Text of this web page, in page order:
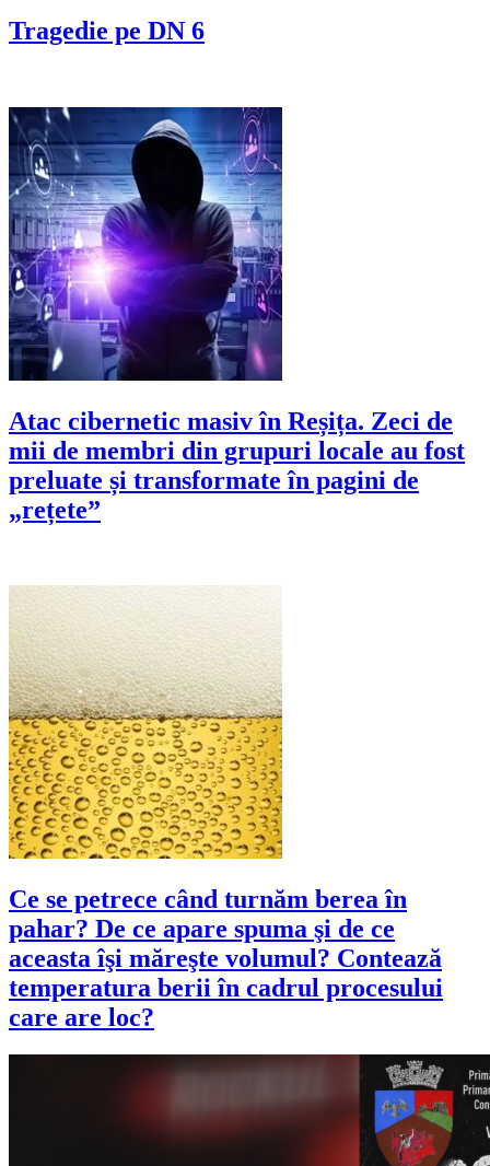
Tragedie pe DN 6
Atac cibernetic masiv în Reșița. Zeci de
mii de membri din grupuri locale au fost
preluate și transformate în pagini de
„rețete”
Ce se petrece când turnăm berea în
pahar? De ce apare spuma şi de ce
aceasta îşi măreşte volumul? Contează
temperatura berii în cadrul procesului
care are loc?